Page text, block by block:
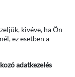
kivéve, ha Ön
ez esetben a
adatkezelés